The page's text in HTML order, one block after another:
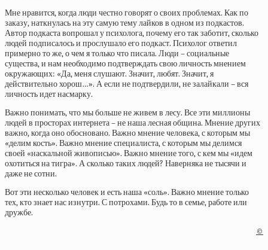
Мне нравится, когда люди честно говорят о своих проблемах. Как по
заказу, наткнулась на эту самую тему лайков в одном из подкастов.
Автор подкаста вопрошал у психолога, почему его так заботит, сколько
людей подписалось и прослушало его подкаст. Психолог ответил
примерно то же, о чем я только что писала. Люди – социальные
существа, и нам необходимо подтверждать свою личность мнением
окружающих: «Да, меня слушают. Значит, любят. Значит, я
действительно хорош…». А если не подтвердили, не залайкали – вся
личность идет насмарку.
Важно понимать, что мы больше не живем в лесу. Все эти миллионы
людей в просторах интернета – не наша лесная община. Мнение других
важно, когда оно обосновано. Важно мнение человека, с которым мы
«делим кость». Важно мнение специалиста, с которым мы делимся
своей «наскальной живописью». Важно мнение того, с кем мы «идем
охотиться на тигра». А сколько таких людей? Наверняка не тысячи и
даже не сотни.
Вот эти несколько человек и есть наша «соль». Важно мнение только
тех, кто знает нас изнутри. С потрохами. Будь то в семье, работе или
дружбе.
©